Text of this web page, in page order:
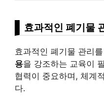
효과적인 폐기물
효과적인 폐기물 관리
용을 강조하는 교육이
협력이 중요하며, 체계
다.